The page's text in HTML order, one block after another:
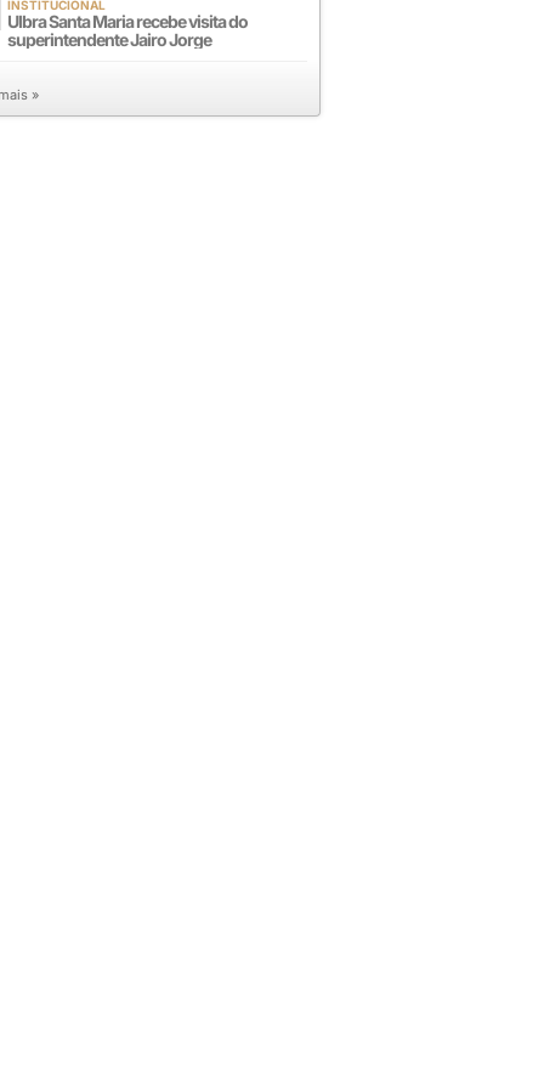
INSTITUCIONAL
Ulbra Santa Maria recebe visita do
superintendente Jairo Jorge
»